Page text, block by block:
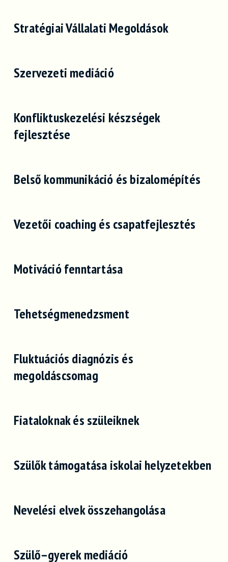
Stratégiai Vállalati Megoldások
Szervezeti mediáció
Konfliktuskezelési készségek
fejlesztése
Belső kommunikáció és bizalomépítés
Vezetői coaching és csapatfejlesztés
Motiváció fenntartása
Tehetségmenedzsment
Fluktuációs diagnózis és
megoldáscsomag
Fiataloknak és szüleiknek
Szülők támogatása iskolai helyzetekben
Nevelési elvek összehangolása
Szülő–gyerek mediáció